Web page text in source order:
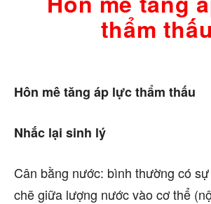
bệnh
thẩm
Hôn mê tăng áp lực thẩm thấu
Nhắc lại sinh lý
Cân bằng nước: bình thường có
chẽ giữa lượng nước vào cơ thể